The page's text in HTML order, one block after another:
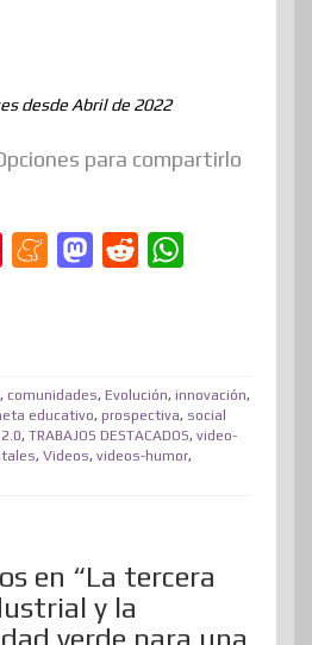
desde Abril de 2022
para compartirlo
e
r
e
M
a
m
e
M
o
d
o
i
t
s
A
p
, comunidades, Evolución, innovación,
educativo, prospectiva, social
, TRABAJOS DESTACADOS, video-
, Videos, videos-humor,
en “La tercera
y la
verde para una